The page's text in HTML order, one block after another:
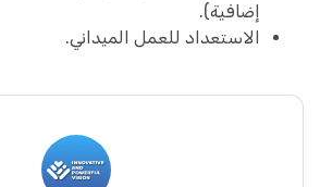
إضافية).
الاستعداد للعمل الميداني.